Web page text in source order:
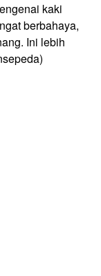
kaki
berbahaya,
Ini lebih